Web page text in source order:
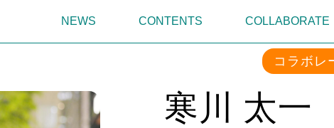
NEWS CONTENTS COLLABORATE
コラボレ
寒川 太一